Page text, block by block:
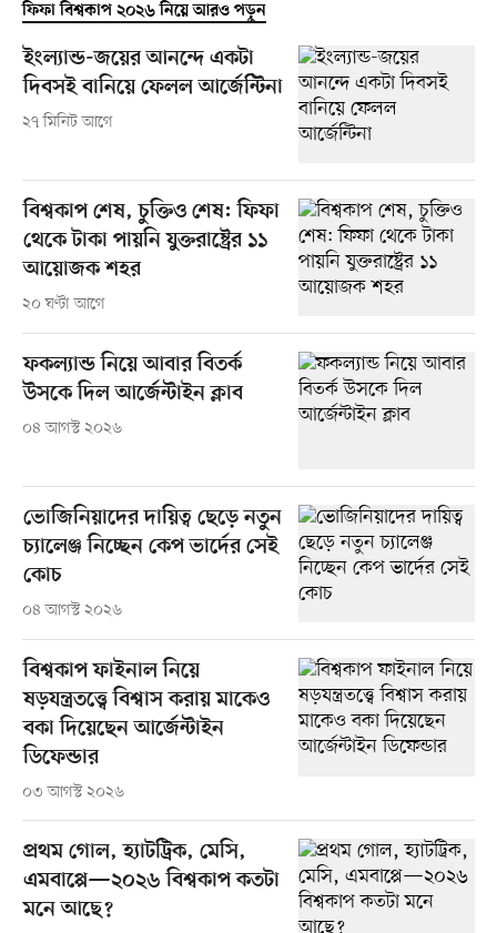
ফিফা বিশ্বকাপ ২০২৬ নিয়ে আরও পড়ুন
ইংল্যান্ড-জয়ের আনন্দে একটা
দিবসই বানিয়ে ফেলল আর্জেন্টিনা
২৭ মিনিট আগে
বিশ্বকাপ শেষ, চুক্তিও শেষ: ফিফা
থেকে টাকা পায়নি যুক্তরাষ্ট্রের ১১
আয়োজক শহর
২০ ঘণ্টা আগে
ফকল্যান্ড নিয়ে আবার বিতর্ক
উসকে দিল আর্জেন্টাইন ক্লাব
০৪ আগস্ট ২০২৬
ভোজিনিয়াদের দায়িত্ব ছেড়ে নতুন
চ্যালেঞ্জ নিচ্ছেন কেপ ভার্দের সেই
কোচ
০৪ আগস্ট ২০২৬
বিশ্বকাপ ফাইনাল নিয়ে
ষড়যন্ত্রতত্ত্বে বিশ্বাস করায় মাকেও
বকা দিয়েছেন আর্জেন্টাইন
ডিফেন্ডার
০৩ আগস্ট ২০২৬
প্রথম গোল, হ্যাটট্রিক, মেসি,
এমবাপ্পে—২০২৬ বিশ্বকাপ কতটা
মনে আছে?